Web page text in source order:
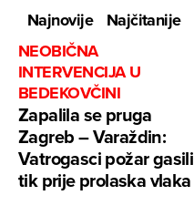
Najnovije
Najčitanije
NEOBIČNA
INTERVENCIJA U
BEDEKOVČINI
Zapalila se pruga
Zagreb – Varaždin:
Vatrogasci požar gasili
tik prije prolaska vlaka